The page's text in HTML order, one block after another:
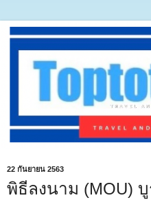
22 กันยายน 2563
พิธีลงนาม (MOU)